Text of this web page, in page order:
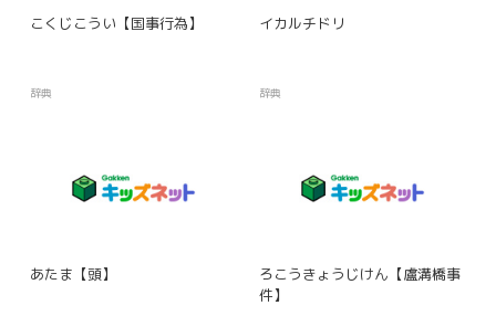
こくじこうい【国事行為】
辞典
イカルチドリ
辞典
あたま【頭】
ろこうきょうじけん【盧溝橋事
件】